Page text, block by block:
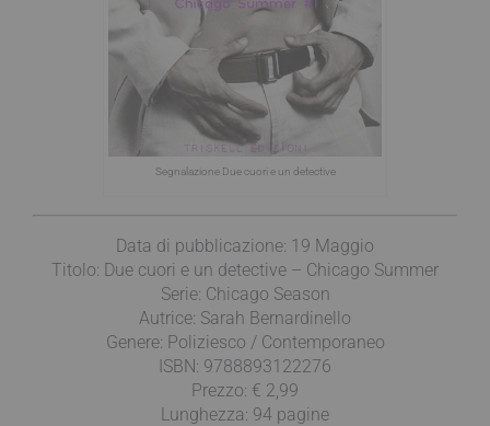
Segnalazione Due cuori e un detective
Data di pubblicazione: 19 Maggio
Titolo: Due cuori e un detective – Chicago Summer
Serie: Chicago Season
Autrice: Sarah Bernardinello
Genere: Poliziesco / Contemporaneo
ISBN: 9788893122276
Prezzo: € 2,99
Lunghezza: 94 pagine